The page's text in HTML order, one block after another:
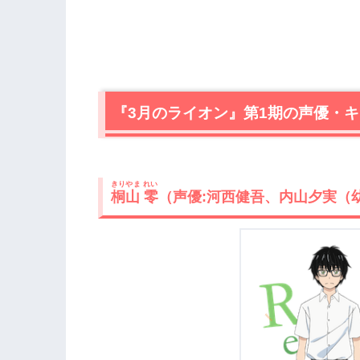
『3月のライオン』第1期の声優・
桐山 零
きりやま れい
（声優:河西健吾、内山夕実（